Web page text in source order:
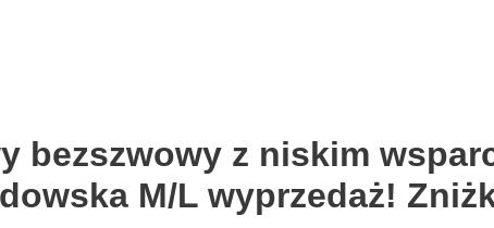
bezszwowy z niskim
M/L wyprzedaż!